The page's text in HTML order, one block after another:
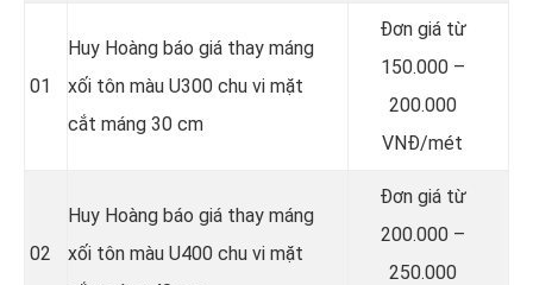
01
Huy Hoàng báo giá thay máng
xối tôn màu U300 chu vi mặt
cắt máng 30 cm
Đơn giá từ
150.000 –
200.000
VNĐ/mét
02
Huy Hoàng báo giá thay máng
xối tôn màu U400 chu vi mặt
Đơn giá từ
200.000 –
250.000